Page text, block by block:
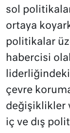
sol
ortaya
politikalar
habercisi
çevre
değişiklikler
iç ve dış